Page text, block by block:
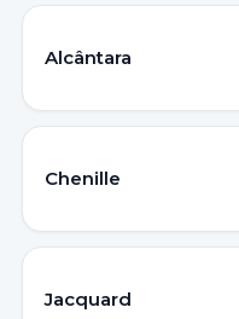
Alcântara
Chenille
Jacquard